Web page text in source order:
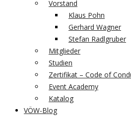
Vorstand
Klaus Pohn
Gerhard Wagner
Stefan Radlgruber
Mitglieder
Studien
Zertifikat – Code of
Event Academy
Katalog
VÖW-Blog